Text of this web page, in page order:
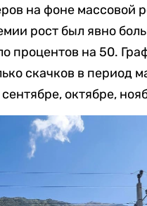
на фоне массовой
рост был явно
процентов на 50.
скачков в период
октябре,